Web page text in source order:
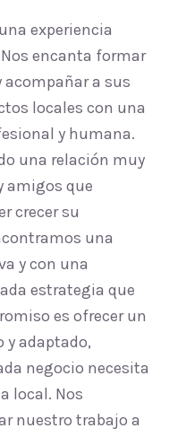
experiencia
encanta formar
acompañar a sus
locales con una
y humana.
una relación muy
amigos que
crecer su
una
y con una
estrategia que
es ofrecer un
y adaptado,
negocio necesita
local. Nos
nuestro trabajo a